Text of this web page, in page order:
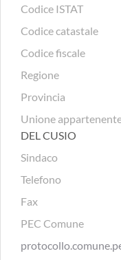
Codice ISTAT
Codice catastale
Codice fiscale
Regione
Provincia
Unione
DEL CUSIO
Sindaco
Telefono
Fax
PEC Comune